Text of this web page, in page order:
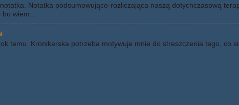
Notatka podsumowująco-rozliczająca naszą dotychczasową
wiem...
temu. Kronikarska potrzeba motywuje mnie do streszczenia tego, co